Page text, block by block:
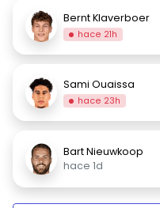
Bernt Klaverboer
hace 21h
Sami Ouaissa
hace 23h
Bart Nieuwkoop
hace 1d